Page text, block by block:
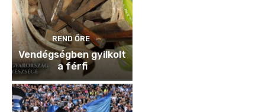
REND ŐRE
Vendégségben gyilkolt
a férfi